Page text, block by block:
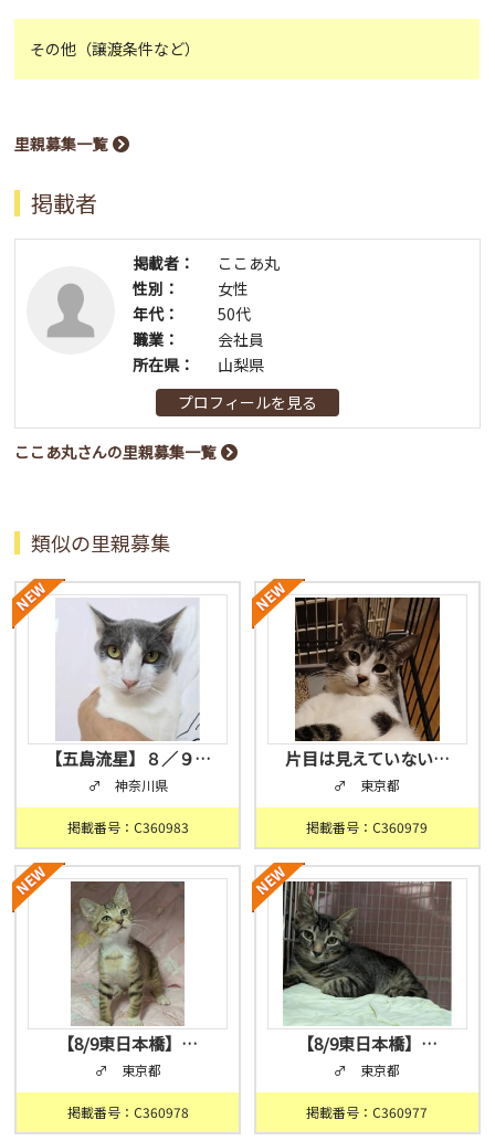
その他（譲渡条件など）
里親募集一覧
掲載者
掲載者：
ここあ丸
性別：
女性
年代：
50代
職業：
会社員
所在県：
山梨県
プロフィールを見る
ここあ丸さんの里親募集一覧
類似の里親募集
【五島流星】８／９…
♂ 神奈川県
掲載番号：C360983
片目は見えていない…
♂ 東京都
掲載番号：C360979
【8/9東日本橋】…
♂ 東京都
掲載番号：C360978
【8/9東日本橋】…
♂ 東京都
掲載番号：C360977